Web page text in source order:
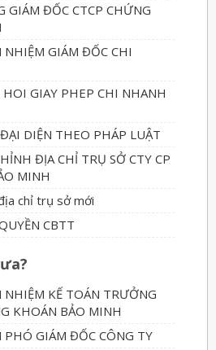
GIÁM ĐỐC CTCP CHỨNG
GIÁM ĐỐC CHI
GIAY PHEP CHI NHANH
DIỆN THEO PHÁP LUẬT
ĐỊA CHỈ TRỤ SỞ CTY CP
MINH
chỉ trụ sở mới
CBTT
KẾ TOÁN TRƯỞNG
KHOÁN BẢO MINH
GIÁM ĐỐC CÔNG TY